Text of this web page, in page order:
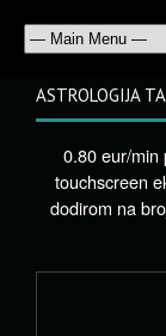
ASTROLOGIJA
0.80 eur/min
touchscreen
dodirom na